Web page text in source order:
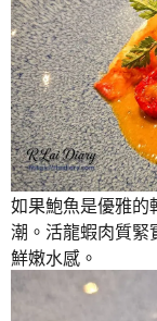
如果鮑魚是優雅的
潮。活龍蝦肉質緊
鮮嫩水感。